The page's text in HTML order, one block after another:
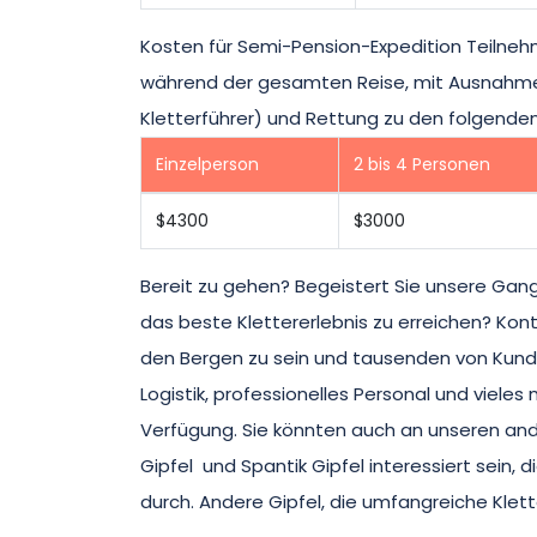
Kosten für Semi-Pension-Expedition
während der gesamten Reise, mit
Kletterführer) und Rettung zu den
Einzelperson 2 bis 4 Personen
$4300 $3000
Bereit zu gehen? Begeistert Sie unsere
das beste Klettererlebnis zu erreichen?
den Bergen zu sein und tausenden von
Logistik, professionelles Personal und
Verfügung. Sie könnten auch an unseren
Gipfel und Spantik Gipfel interessiert sein,
durch. Andere Gipfel, die umfangreiche